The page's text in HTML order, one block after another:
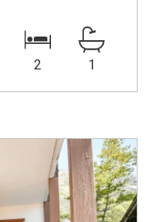
2 1